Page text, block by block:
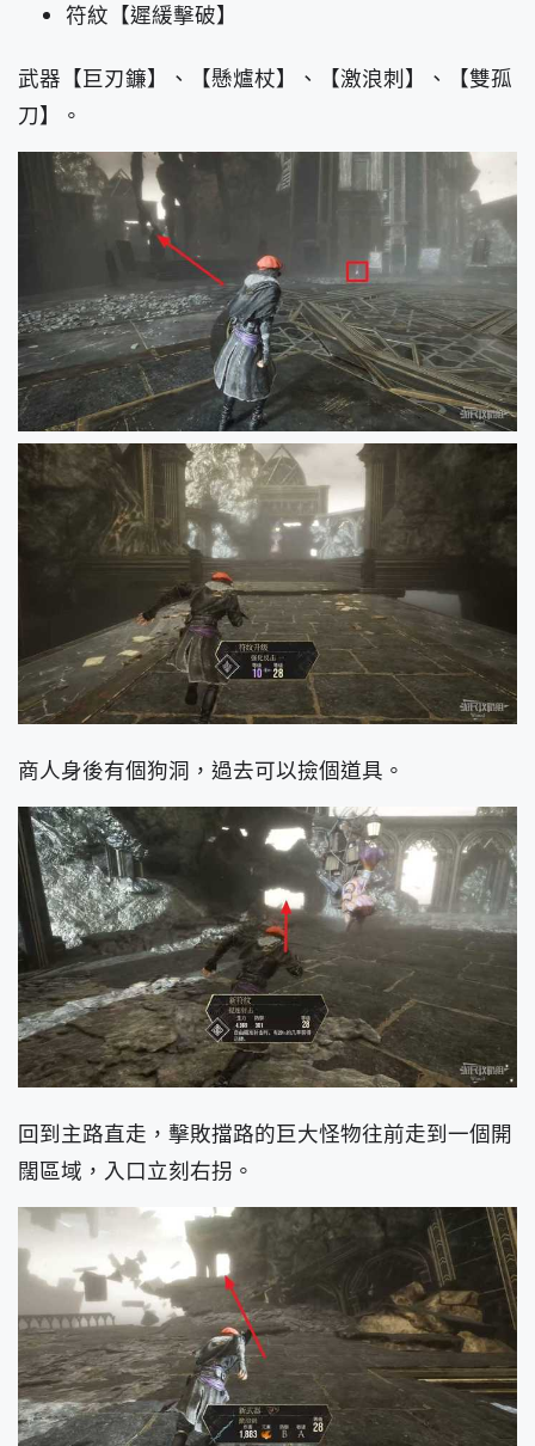
符紋【遲緩擊破】
武器【巨刃鐮】、【懸爐杖】、【激浪刺】、【雙孤
刀】。
商人身後有個狗洞，過去可以撿個道具。
回到主路直走，擊敗擋路的巨大怪物往前走到一個開
闊區域，入口立刻右拐。